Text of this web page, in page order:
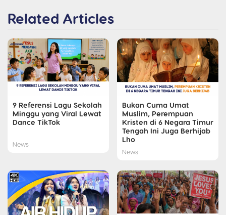
Related Articles
9 Referensi Lagu Sekolah
Minggu yang Viral Lewat
Dance TikTok
News
Bukan Cuma Umat
Muslim, Perempuan
Kristen di 6 Negara Timur
Tengah Ini Juga Berhijab
Lho
News